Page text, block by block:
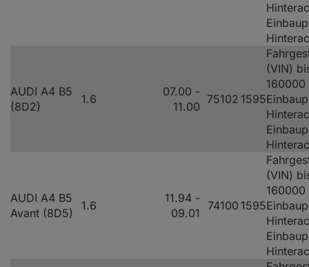
AUDI A4 B5
(8D2)
1.6
07.00 -
11.00
75102 1595
(VIN)
160000
AUDI A4 B5
Avant (8D5)
1.6
11.94 -
09.01
74100 1595
(VIN)
160000